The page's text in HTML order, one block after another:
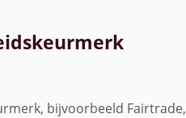
bijvoorbeeld Fairtrade,